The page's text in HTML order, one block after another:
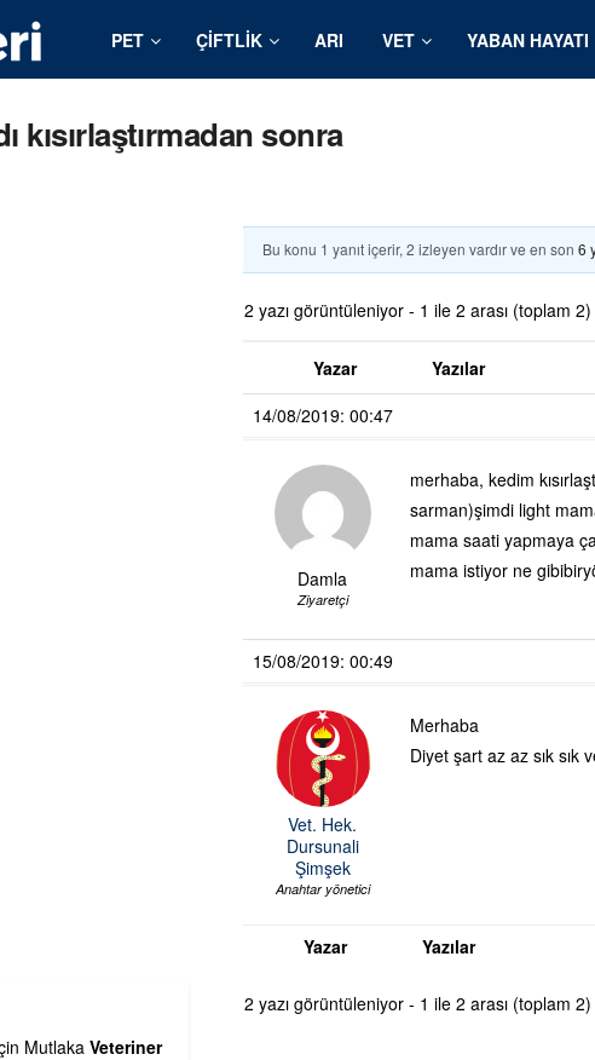
PET ÇIFTLIK ARI VET YABAN HAYATI
kısırlaştırmadan sonra
Bu konu 1 yanıt içerir, 2 izleyen vardır ve en son 6
2 yazı görüntüleniyor - 1 ile 2 arası (toplam 2)
Yazar
Yazılar
14/08/2019: 00:47
Damla
Ziyaretçi
merhaba, kedim
sarman)şimdi light
mama saati yapmaya
mama istiyor ne
15/08/2019: 00:49
Vet. Hek.
Dursunali
Şimşek
Anahtar yönetici
Merhaba
Diyet şart az az sık sık
Yazar Yazılar
2 yazı görüntüleniyor - 1 ile 2 arası (toplam 2)
Mutlaka Veteriner